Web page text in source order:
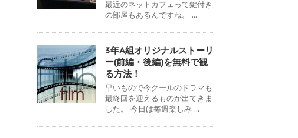
最近のネットカフェって鍵付き
の部屋もあるんですね。 ...
3年A組オリジナルストーリ
ー(前編・後編)を無料で観
る方法！
早いもので今クールのドラマも
最終回を迎えるものが出てきま
した。 今日は毎週楽しみ ...